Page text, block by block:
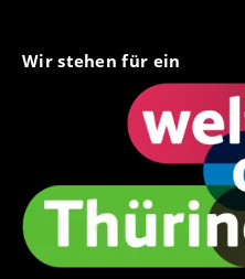
Wir stehen für ein